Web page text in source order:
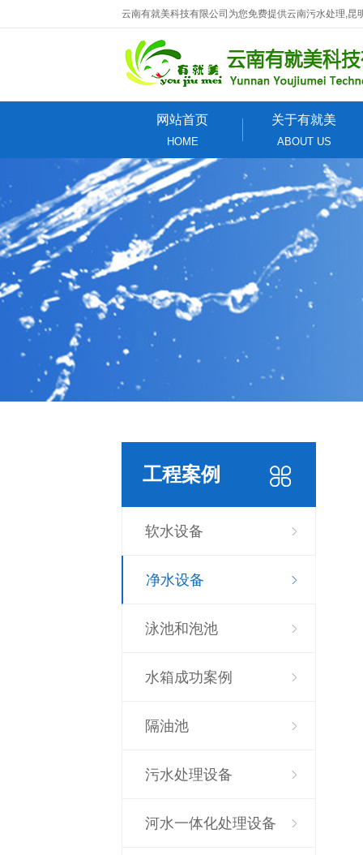
云南有就美科技有限公司为您免费提供云南污水处理,
网站首页
HOME
关于有就美
ABOUT US
工程案例
软水设备
净水设备
泳池和泡池
水箱成功案例
隔油池
污水处理设备
河水一体化处理设备